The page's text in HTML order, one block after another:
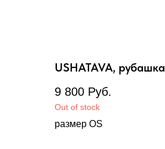
USHATAVA, рубашка
9 800 Руб.
Out of stock
размер OS